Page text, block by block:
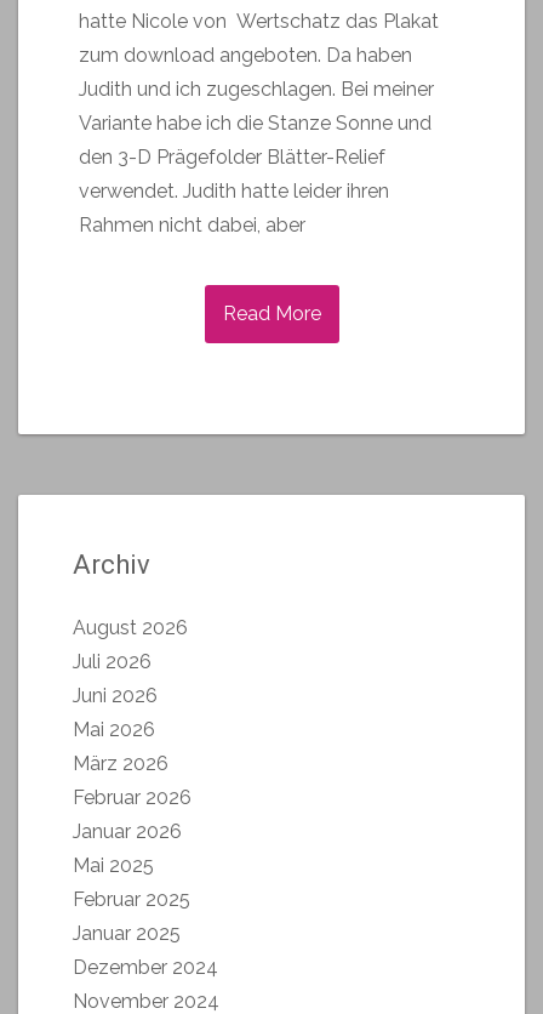
hatte Nicole von Wertschatz das Plakat
zum download angeboten. Da haben
Judith und ich zugeschlagen. Bei meiner
Variante habe ich die Stanze Sonne und
den 3-D Prägefolder Blätter-Relief
verwendet. Judith hatte leider ihren
Rahmen nicht dabei, aber
Read More
Archiv
August 2026
Juli 2026
Juni 2026
Mai 2026
März 2026
Februar 2026
Januar 2026
Mai 2025
Februar 2025
Januar 2025
Dezember 2024
November 2024